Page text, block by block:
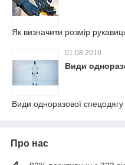
Як визначити розмір
01.08.2019
Види
Види одноразової спецодягу
Про нас